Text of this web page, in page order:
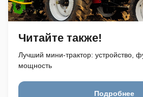
Читайте также!
Лучший мини-трактор: устройство,
мощность
Подробнее